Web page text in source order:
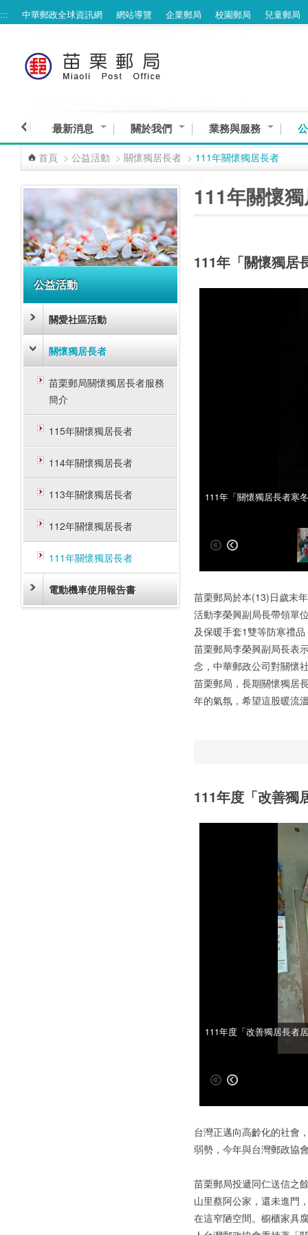
跳到主要內容區塊
::: 中華郵政全球資訊網 網站導覽 企業郵局 校園郵局 兒童郵局
最新消息 關於我們 業務與服務
首頁 > 公益活動 > 關懷獨居長者 > 111年關懷獨居長者
公益活動
關愛社區活動
關懷獨居長者
苗栗郵局關懷獨居長者服務
簡介
115年關懷獨居長者
114年關懷獨居長者
113年關懷獨居長者
112年關懷獨居長者
111年關懷獨居長者
電動機車使用報告書
111年關懷
111年「關懷獨居
111年「關懷獨居長者寒
111年「關懷獨居長者寒
苗栗郵局於本(13)日歲末
活動李榮興副局長帶領單
及保暖手套1雙等防寒禮
苗栗郵局李榮興副局長表
念，中華郵政公司對關懷
苗栗郵局，長期關懷獨居
年的氣氛，希望這股暖流
111年度「改善獨
111年度「改善獨居長者
111年度「改善獨居長者
台灣正邁向高齡化的社會
弱勢，今年與台灣郵政協
苗栗郵局投遞同仁送信之
山里蔡阿公家，還未進門
在這窄陋空間。櫥櫃家具